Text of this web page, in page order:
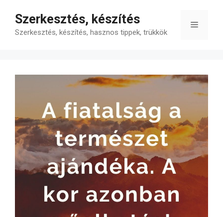
tartalomba
Szerkesztés, készítés
Szerkesztés, készítés, hasznos tippek, trükkök
Menü